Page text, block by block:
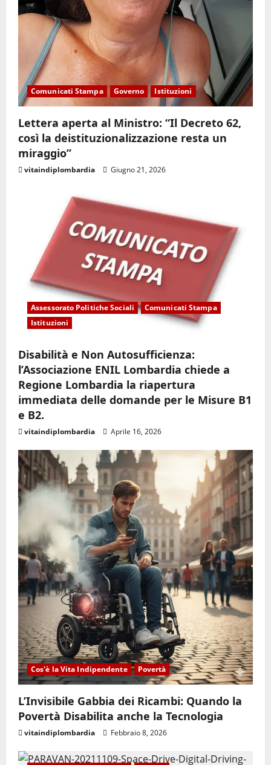
Comunicati Stampa Governo Istituzioni
Lettera aperta al Ministro: “Il Decreto 62,
così la deistituzionalizzazione resta un
miraggio”
vitaindiplombardia Giugno 21, 2026
Assessorato Politiche Sociali
Comunicati Stampa
Istituzioni
Disabilità e Non Autosufficienza:
l’Associazione ENIL Lombardia chiede a
Regione Lombardia la riapertura
immediata delle domande per le Misure B1
e B2.
vitaindiplombardia Aprile 16, 2026
Cos'è la Vita Indipendente Povertà
L’Invisibile Gabbia dei Ricambi: Quando la
Povertà Disabilita anche la Tecnologia
vitaindiplombardia Febbraio 8, 2026